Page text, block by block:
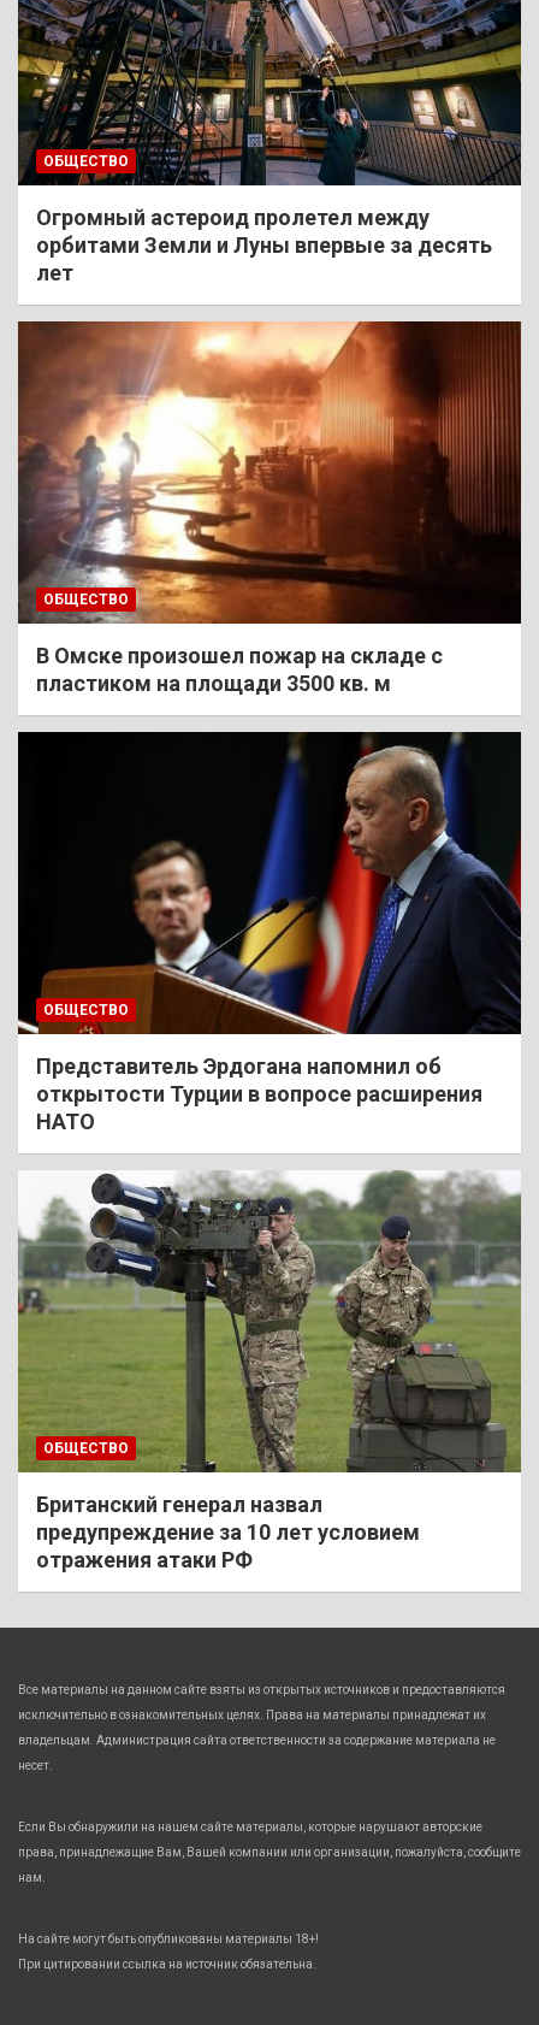
ОБЩЕСТВО
Огромный астероид пролетел между
орбитами Земли и Луны впервые за десять
лет
ОБЩЕСТВО
В Омске произошел пожар на складе с
пластиком на площади 3500 кв. м
ОБЩЕСТВО
Представитель Эрдогана напомнил об
открытости Турции в вопросе расширения
НАТО
ОБЩЕСТВО
Британский генерал назвал
предупреждение за 10 лет условием
отражения атаки РФ
Все материалы на данном сайте взяты из открытых источников и предоставляются
исключительно в ознакомительных целях. Права на материалы принадлежат их
владельцам. Администрация сайта ответственности за содержание материала не
несет.
Если Вы обнаружили на нашем сайте материалы, которые нарушают авторские
права, принадлежащие Вам, Вашей компании или организации, пожалуйста, сообщите
нам.
На сайте могут быть опубликованы материалы 18+!
При цитировании ссылка на источник обязательна.